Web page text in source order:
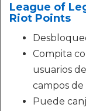
League of
Riot Points
Compita
usuarios
campos de
Puede